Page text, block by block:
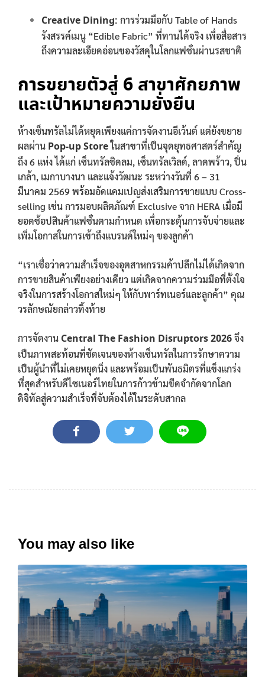
Creative Dining: การร่วมมือกับ Table of Hands
รังสรรค์เมนู “Edible Fabric” ที่ทานได้จริง เพื่อสื่อสาร
ถึงความละเอียดอ่อนของวัสดุในโลกแฟชั่นผ่านรสชาติ
การขยายตัวสู่ 6 สาขาศักยภาพ
และเป้าหมายความยั่งยืน
ห้างเซ็นทรัลไม่ได้หยุดเพียงแค่การจัดงานอีเว้นต์ แต่ยังขยาย
ผลผ่าน Pop-up Storeในสาขาที่เป็นจุดยุทธศาสตร์สำคัญ
ถึง 6 แห่ง ได้แก่ เซ็นทรัลชิดลม, เซ็นทรัลเวิลด์, ลาดพร้าว, ปิ่น
เกล้า, เมกาบางนา และแจ้งวัฒนะ ระหว่างวันที่ 6 – 31
มีนาคม 2569 พร้อมอัดแคมเปญส่งเสริมการขายแบบ Cross-
selling เช่น การมอบผลิตภัณฑ์ Exclusive จาก HERA เมื่อมี
ยอดช้อปสินค้าแฟชั่นตามกำหนด เพื่อกระตุ้นการจับจ่ายและ
เพิ่มโอกาสในการเข้าถึงแบรนด์ใหม่ๆ ของลูกค้า
“เราเชื่อว่าความสำเร็จของอุตสาหกรรมค้าปลีกไม่ได้เกิดจาก
การขายสินค้าเพียงอย่างเดียว แต่เกิดจากความร่วมมือที่ตั้งใจ
จริงในการสร้างโอกาสใหม่ๆ ให้กับพาร์ทเนอร์และลูกค้า” คุณ
วรลักษณัยกล่าวทิ้งท้าย
การจัดงาน Central The Fashion Disruptors 2026จึง
เป็นภาพสะท้อนที่ชัดเจนของห้างเซ็นทรัลในการรักษาความ
เป็นผู้นำที่ไม่เคยหยุดนิ่ง และพร้อมเป็นพันธมิตรที่แข็งแกร่ง
ที่สุดสำหรับดีไซเนอร์ไทยในการก้าวข้ามขีดจำกัดจากโลก
ดิจิทัลสู่ความสำเร็จที่จับต้องได้ในระดับสากล
You may also like